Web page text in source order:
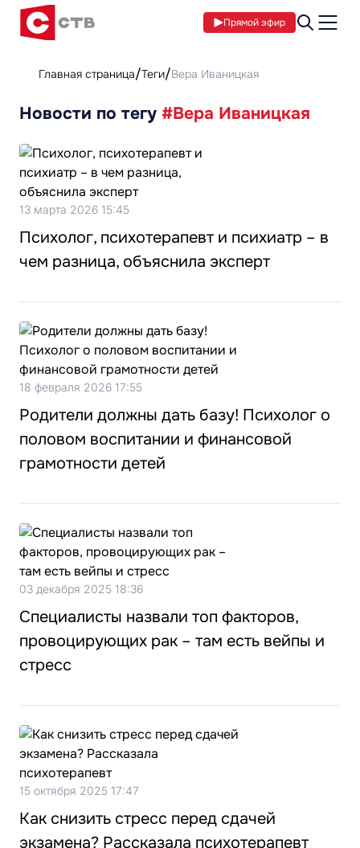
Прямой эфир
Главная страница Теги Вера Иваницкая
Новости по тегу #Вера Иваницкая
13 марта 2026 15:45
Психолог, психотерапевт и психиатр – в
чем разница, объяснила эксперт
18 февраля 2026 17:55
Родители должны дать базу! Психолог о
половом воспитании и финансовой
грамотности детей
03 декабря 2025 18:36
Специалисты назвали топ факторов,
провоцирующих рак – там есть вейпы и
стресс
15 октября 2025 17:47
Как снизить стресс перед сдачей
экзамена? Рассказала психотерапевт